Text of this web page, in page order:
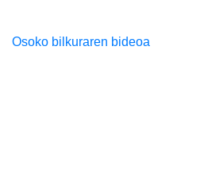
Osoko bilkuraren bideoa